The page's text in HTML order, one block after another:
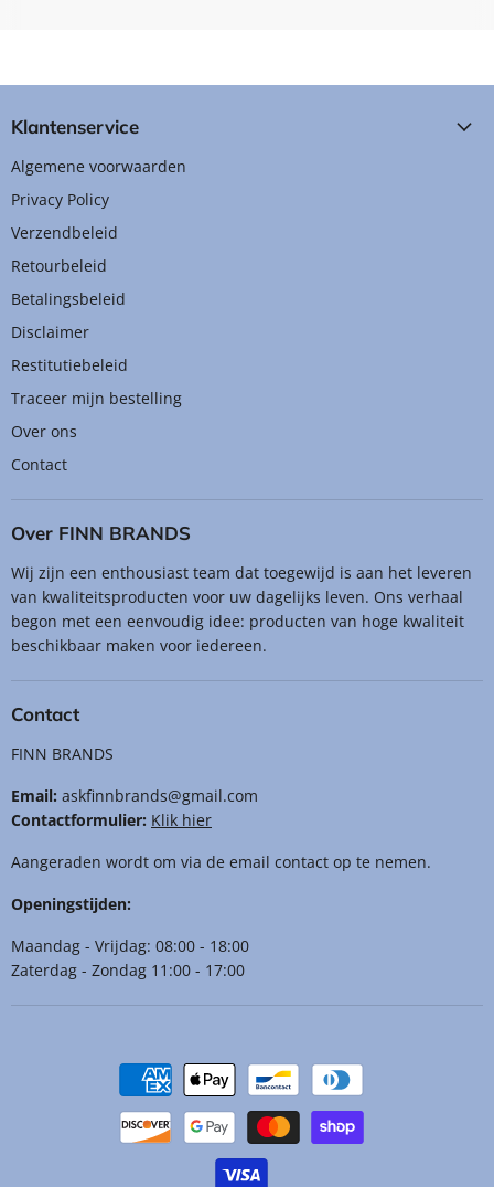
Klantenservice
Algemene voorwaarden
Privacy Policy
Verzendbeleid
Retourbeleid
Betalingsbeleid
Disclaimer
Restitutiebeleid
Traceer mijn bestelling
Over ons
Contact
Over FINN BRANDS
Wij zijn een enthousiast team dat toegewijd is aan het leveren
van kwaliteitsproducten voor uw dagelijks leven. Ons verhaal
begon met een eenvoudig idee: producten van hoge kwaliteit
beschikbaar maken voor iedereen.
Contact
FINN BRANDS
Email: askfinnbrands@gmail.com
Contactformulier: Klik hier
Aangeraden wordt om via de email contact op te nemen.
Openingstijden:
Maandag - Vrijdag: 08:00 - 18:00
Zaterdag - Zondag 11:00 - 17:00